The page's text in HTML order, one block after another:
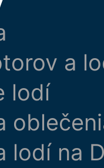
a
lodí
lodí na